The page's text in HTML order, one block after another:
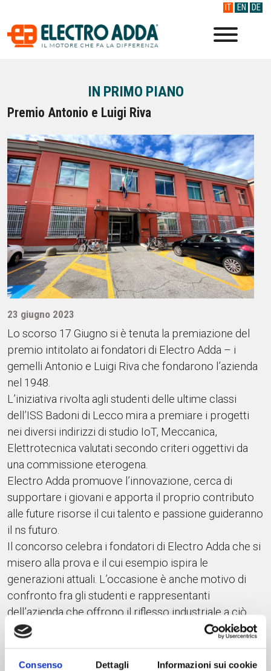
Consenso Dettagli Informazioni sui cookie
IT EN DE
IN PRIMO PIANO
Premio Antonio e Luigi Riva
23 giugno 2023
Lo scorso 17 Giugno si è tenuta la premiazione del
premio intitolato ai fondatori di Electro Adda – i
gemelli Antonio e Luigi Riva che fondarono l’azienda
nel 1948.
L’iniziativa rivolta agli studenti delle ultime classi
dell’ISS Badoni di Lecco mira a premiare i progetti
nei diversi indirizzi di studio IoT, Meccanica,
Elettrotecnica valutati secondo criteri oggettivi da
una commissione eterogena.
Electro Adda promuove l’innovazione, cerca di
supportare i giovani e apporta il proprio contributo
alle future risorse il cui talento e passione guideranno
il ns futuro.
Il concorso celebra i fondatori di Electro Adda che si
misero alla prova e il cui esempio ispira le
generazioni attuali. L’occasione è anche motivo di
confronto fra gli studenti e rappresentanti
dell’azienda che offrono il riflesso industriale a ciò
che si studia a scuola.
locali e varie associazioni.